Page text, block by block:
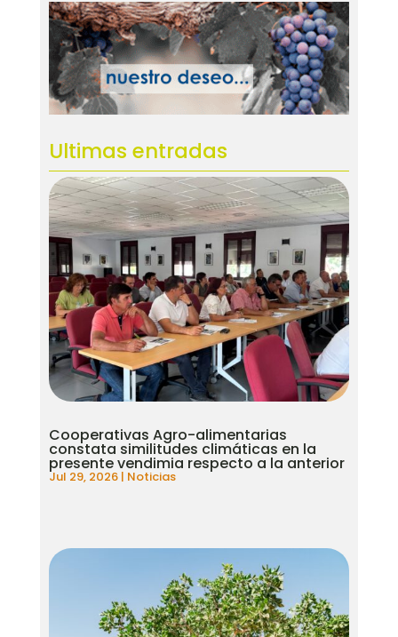
Ultimas entradas
Cooperativas Agro-alimentarias
constata similitudes climáticas en la
presente vendimia respecto a la anterior
Jul 29, 2026| Noticias